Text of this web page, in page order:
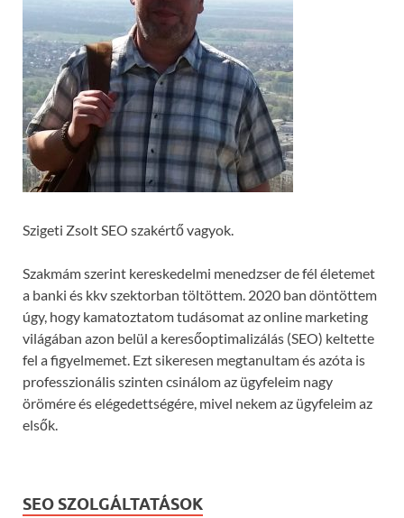
Szigeti Zsolt SEO szakértő vagyok.
Szakmám szerint kereskedelmi menedzser de fél életemet
a banki és kkv szektorban töltöttem. 2020 ban döntöttem
úgy, hogy kamatoztatom tudásomat az online marketing
világában azon belül a keresőoptimalizálás (SEO) keltette
fel a figyelmemet. Ezt sikeresen megtanultam és azóta is
professzionális szinten csinálom az ügyfeleim nagy
örömére és elégedettségére, mivel nekem az ügyfeleim az
elsők.
SEO SZOLGÁLTATÁSOK